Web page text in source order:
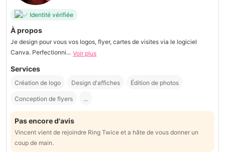
Identité vérifiée
À propos
Je design pour vous vos logos, flyer, cartes de visites via le logiciel
Canva. Perfectionni... Voir plus
Services
Création de logo Design d'affiches Édition de photos
Conception de flyers ...
Pas encore d'avis
Vincent vient de rejoindre Ring Twice et a hâte de vous donner un
coup de main.